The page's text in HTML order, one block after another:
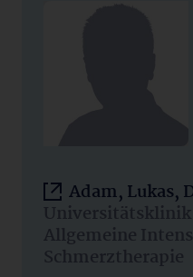
Adam, Lukas,
Universitätsklinik
Allgemeine
Schmerztherapie